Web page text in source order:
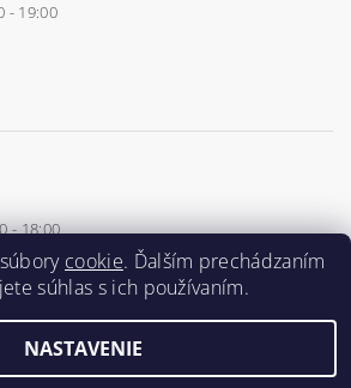
- 19:00
- 18:00
Kociky.sk, všetky práva vyhradené
cookie. Ďalším prechádzaním
súhlas s ich používaním.
NASTAVENIE